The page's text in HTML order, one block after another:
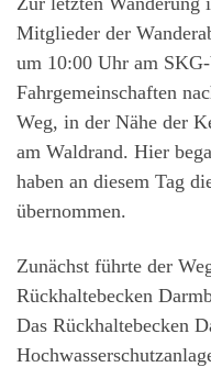
Mitglieder der
um 10:00 Uhr am
Fahrgemeinschaften
Weg, in der Nähe der
am Waldrand. Hier
haben an diesem Tag
übernommen.
Zunächst führte der
Rückhaltebecken
Das Rückhaltebecken